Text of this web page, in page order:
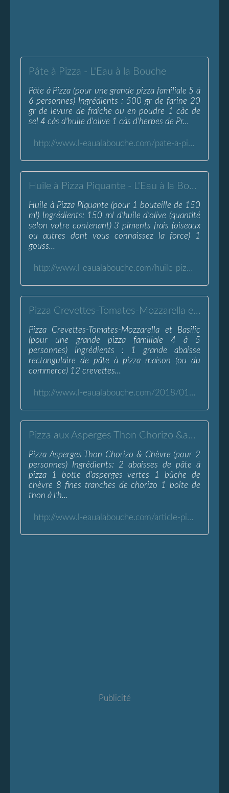
Pâte à Pizza - L'Eau à la Bouche
Pâte à Pizza (pour une grande pizza familiale 5 à
6 personnes) Ingrédients : 500 gr de farine 20
gr de levure de fraîche ou en poudre 1 càc de
sel 4 càs d'huile d'olive 1 càs d'herbes de Pr...
http://www.l-eaualabouche.com/pate-a-pizza.article-30848797.html
Huile à Pizza Piquante - L'Eau à la Bouche
Huile à Pizza Piquante (pour 1 bouteille de 150
ml) Ingrédients: 150 ml d'huile d'olive (quantité
selon votre contenant) 3 piments frais (oiseaux
ou autres dont vous connaissez la force) 1
gouss...
http://www.l-eaualabouche.com/huile-pizza-piquante.html
Pizza Crevettes-Tomates-Mozzarella et Basilic - L'Eau à la Bouche
Pizza Crevettes-Tomates-Mozzarella et Basilic
(pour une grande pizza familiale 4 à 5
personnes) Ingrédients : 1 grande abaisse
rectangulaire de pâte à pizza maison (ou du
commerce) 12 crevettes...
http://www.l-eaualabouche.com/2018/01/pizza-crevettes-tomates-mozzarella-et-basilic.html
Pizza aux Asperges Thon Chorizo &amp; Chèvre - L'Eau à la Bouche
Pizza Asperges Thon Chorizo & Chèvre (pour 2
personnes) Ingrédients: 2 abaisses de pâte à
pizza 1 botte d'asperges vertes 1 bûche de
chèvre 8 fines tranches de chorizo 1 boîte de
thon à l'h...
http://www.l-eaualabouche.com/article-pizza-aux-asperges-thon-chorizo-chevre-51516666.html
Publicité